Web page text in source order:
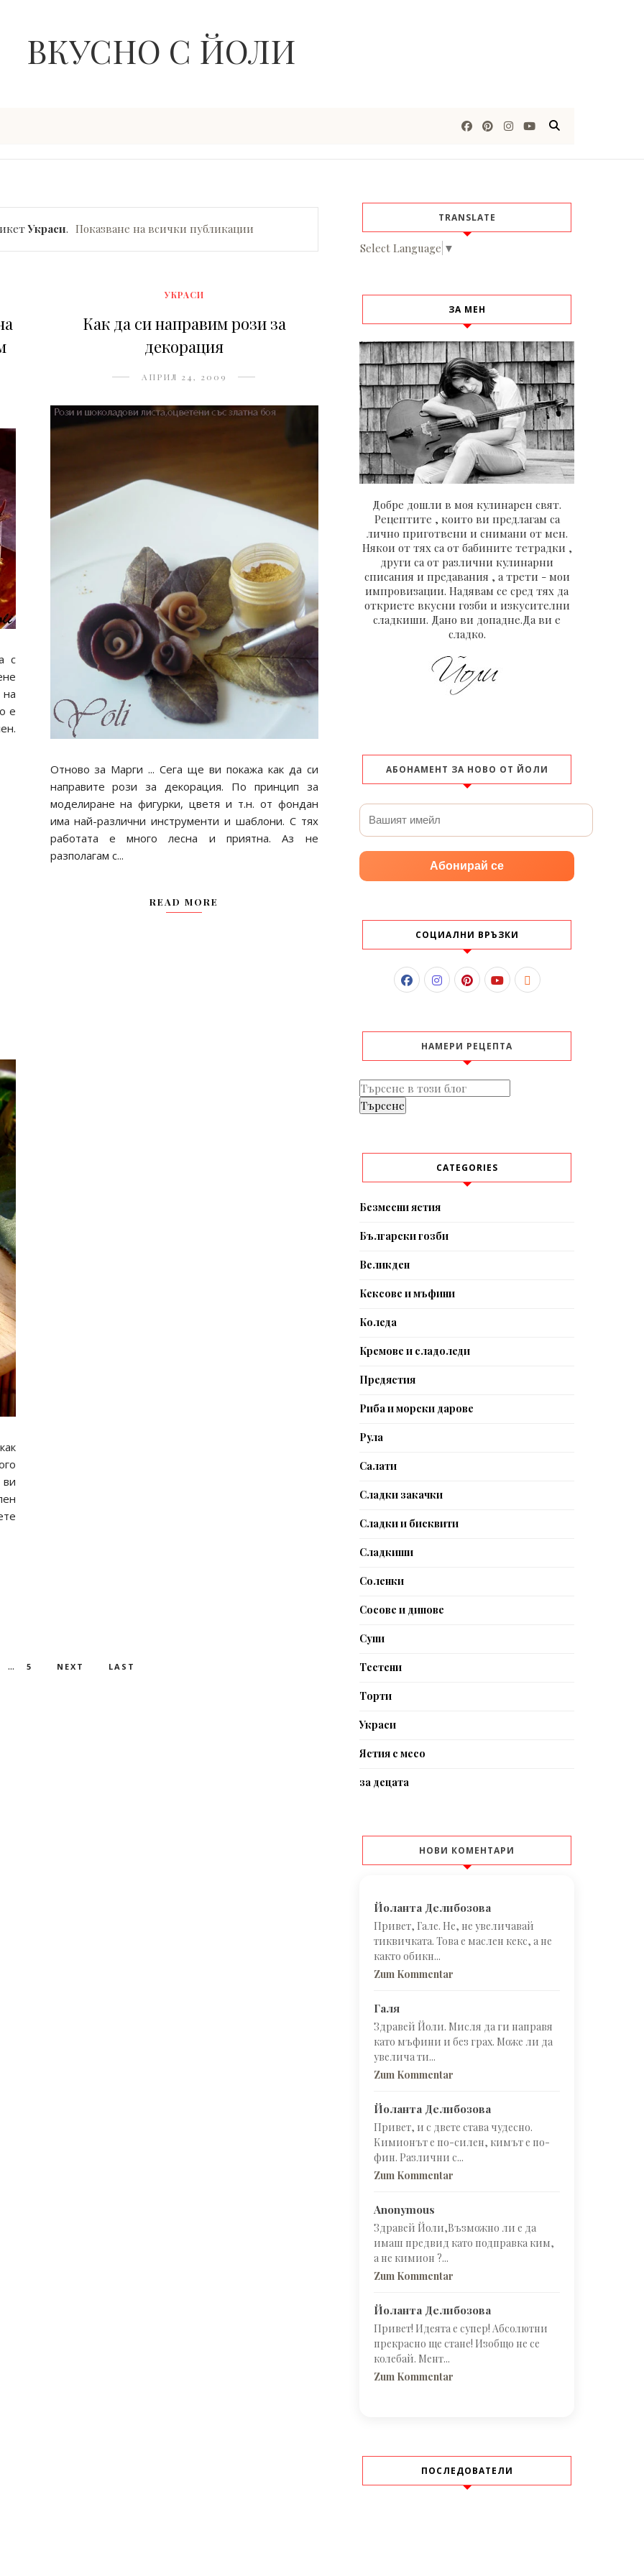
ВКУСНО С ЙОЛИ
Украси. Показване на всички публикации
с
е
УКРАСИ
Как да си направим рози за
декорация
АПРИЛ 24, 2009
Отново за Марги ... Сега ще ви покажа как да си
направите рози за декорация. По принцип за
моделиране на фигурки, цветя и т.н. от фондан
има най-различни инструменти и шаблони. С тях
работата е много лесна и приятна. Аз не
разполагам с...
READ MORE
... 5 NEXT LAST
TRANSLATE
Select Language ▼
ЗА МЕН
Добре дошли в моя кулинарен свят.
Рецептите , които ви предлагам са
лично приготвени и снимани от мен.
Някои от тях са от бабините тетрадки ,
други са от различни кулинарни
списания и предавания , а трети - мои
импровизации. Надявам се сред тях да
откриете вкусни гозби и изкусителни
сладкиши. Дано ви допадне.Да ви е
сладко.
АБОНАМЕНТ ЗА НОВО ОТ ЙОЛИ
Абонирай се
СОЦИАЛНИ ВРЪЗКИ
НАМЕРИ РЕЦЕПТА
CATEGORIES
Безмесни ястия
Български гозби
Великден
Кексове и мъфини
Коледа
Кремове и сладоледи
Предястия
Риба и морски дарове
Рула
Салати
Сладки закачки
Сладки и бисквити
Сладкиши
Соленки
Сосове и дипове
Супи
Тестени
Торти
Украси
Ястия с месо
за децата
НОВИ КОМЕНТАРИ
Йоланта Делибозова
Привет, Гале. Не, не увеличавай
тиквичката. Това е маслен кекс, а не
както обикн...
Zum Kommentar
Галя
Здравей Йоли. Мисля да ги направя
като мъфини и без грах. Може ли да
увелича ти...
Zum Kommentar
Йоланта Делибозова
Привет, и с двете става чудесно.
Кимионът е по-силен, кимът е по-
фин. Различни с...
Zum Kommentar
Anonymous
Здравей Йоли,Възможно ли е да
имаш предвид като подправка ким,
а не кимион ?...
Zum Kommentar
Йоланта Делибозова
Привет! Идеята е супер! Абсолютни
прекрасно ще стане! Изобщо не се
колебай. Мент...
Zum Kommentar
ПОСЛЕДОВАТЕЛИ